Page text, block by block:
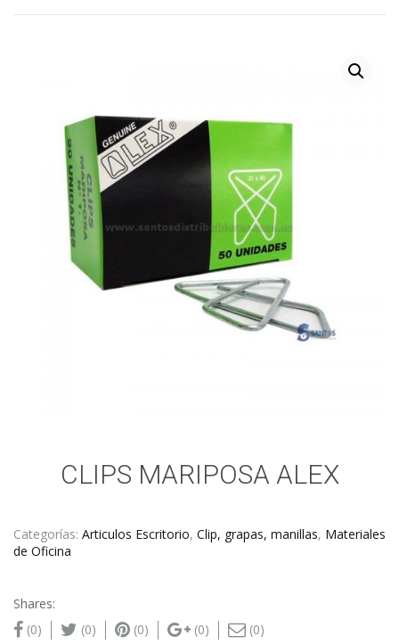
CLIPS MARIPOSA ALEX
Categorías: Articulos Escritorio, Clip, grapas, manillas, Materiales
de Oficina
Shares:
(0)
(0) (0) (0) (0)